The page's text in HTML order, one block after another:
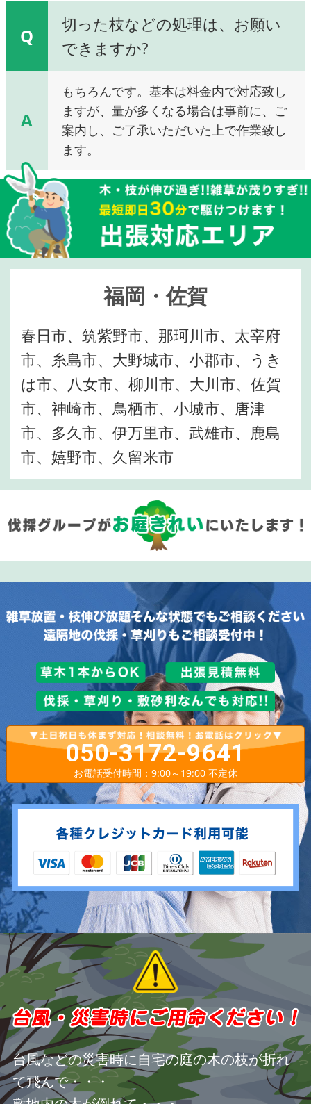
Q
切った枝などの処理は、お願い
できますか?
A
もちろんです。基本は料金内で対応致し
ますが、量が多くなる場合は事前に、ご
案内し、ご了承いただいた上で作業致し
ます。
福岡・佐賀
春日市、筑紫野市、那珂川市、太宰府
市、糸島市、大野城市、小郡市、うき
は市、八女市、柳川市、大川市、佐賀
市、神崎市、鳥栖市、小城市、唐津
市、多久市、伊万里市、武雄市、鹿島
市、嬉野市、久留米市
050-3172-9641
お電話受付時間：9:00～19:00 不定休
台風などの災害時に自宅の庭の木の枝が折れ
て飛んで・・・